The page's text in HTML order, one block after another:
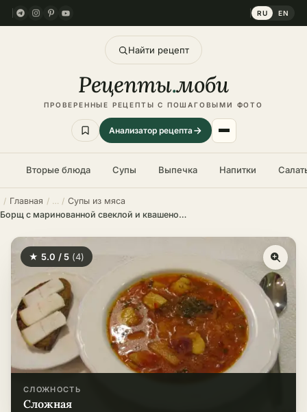
RU EN
Найти рецепт
Рецепты.моби
ПРОВЕРЕННЫЕ РЕЦЕПТЫ С ПОШАГОВЫМИ ФОТО
Анализатор рецепта
Вторые блюда Супы Выпечка Напитки
Главная
Супы из мяса
Борщ с маринованной свеклой и квашеной капустой – пошаговый рецепт в домашних условиях
★ 5.0 / 5 (4)
СЛОЖНОСТЬ
сложная